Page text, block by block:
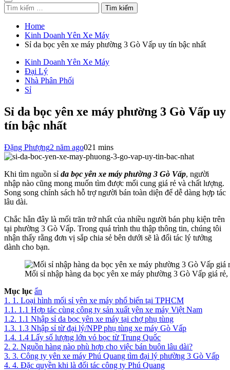
Tìm
kiếm
cho:
Home
Kinh Doanh Yên Xe Máy
Sỉ da bọc yên xe máy phường 3 Gò Vấp uy tín bậc nhất
Kinh Doanh Yên Xe Máy
Đại Lý
Nhà Phân Phối
Sỉ
Sỉ da bọc yên xe máy phường 3 Gò Vấp uy
tín bậc nhất
Đặng Phượng2 năm ago021 mins
Khi tìm nguồn sỉ da bọc yên xe máy phường 3 Gò Vấp, người
nhập nào cũng mong muốn tìm được mối cung giá rẻ và chất lượng.
Song song chính sách hỗ trợ người bán toàn diện để dễ dàng hợp tác
lâu dài.
Chắc hẳn đây là mối trăn trở nhất của nhiều người bán phụ kiện trên
tại phường 3 Gò Vấp. Trong quá trình thu thập thông tin, chúng tôi
nhận thấy rằng đơn vị sắp chia sẻ bên dưới sẽ là đối tác lý tưởng
dành cho bạn.
Mối sỉ nhập hàng da bọc yên xe máy phường 3 Gò Vấp giá
Mục lục ẩn
1. 1. Loại hình mối sỉ yên xe máy phổ biến tại TPHCM
1.1. 1.1 Hợp tác cùng công ty sản xuất yên xe máy Việt Nam
1.2. 1.1 Nhập sỉ da bọc yên xe máy tại chợ phụ tùng
1.3. 1.3 Nhập sỉ từ đại lý/NPP phụ tùng xe máy Gò Vấp
1.4. 1.4 Lấy số lượng lớn vỏ bọc từ Trung Quốc
2. 2. Nguồn hàng nào phù hợp cho việc bán buôn lâu dài?
3. 3. Công ty yên xe máy Phú Quang tìm đại lý phường 3 Gò Vấp
4. 4. Đặc quyền khi là đối tác công ty Phú Quang